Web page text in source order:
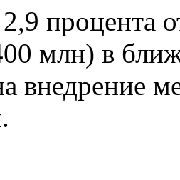
процента
млн) в
внедрение